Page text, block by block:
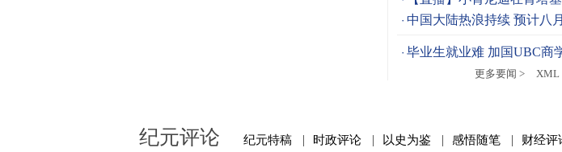
中国大陆热浪持续 预计八
毕业生就业难 加国UBC商
更多要闻 >
XML
纪元评论 纪元特稿 | 时政评论 | 以史为鉴 | 感悟随笔 | 财经评